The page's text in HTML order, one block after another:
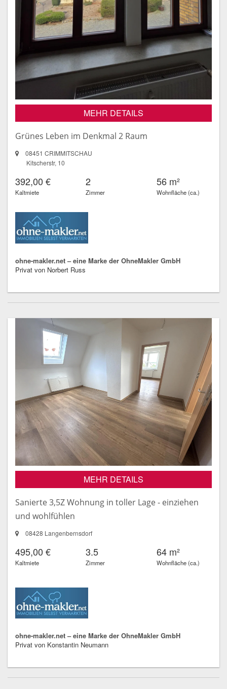
MEHR DETAILS
Grünes Leben im Denkmal 2 Raum
08451 CRIMMITSCHAU
Kitscherstr, 10
392,00 €
Kaltmiete
2
Zimmer
56 m²
Wohnfläche (ca.)
ohne-makler.net – eine Marke der OhneMakler GmbH
Privat von Norbert Russ
MEHR DETAILS
Sanierte 3,5Z Wohnung in toller Lage - einziehen
und wohlfühlen
08428 Langenbernsdorf
495,00 €
Kaltmiete
3.5
Zimmer
64 m²
Wohnfläche (ca.)
ohne-makler.net – eine Marke der OhneMakler GmbH
Privat von Konstantin Neumann